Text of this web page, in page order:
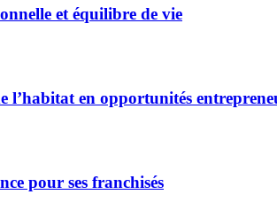
et équilibre de vie
l’habitat en opportunités
pour ses franchisés